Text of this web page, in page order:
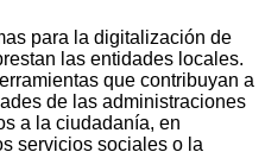
para la digitalización de
las entidades locales.
que contribuyan a
de las administraciones
a la ciudadanía, en
servicios sociales o la